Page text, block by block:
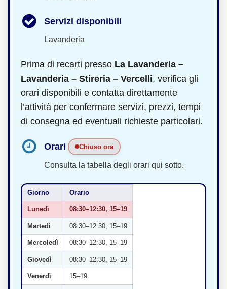
Servizi disponibili
Lavanderia
Prima di recarti presso La Lavanderia –
Lavanderia – Stireria – Vercelli, verifica gli
orari disponibili e contatta direttamente
l’attività per confermare servizi, prezzi, tempi
di consegna ed eventuali richieste particolari.
Orari Chiuso ora
Consulta la tabella degli orari qui sotto.
Giorno Orario
Lunedì 08:30–12:30, 15–19
Martedì 08:30–12:30, 15–19
Mercoledì 08:30–12:30, 15–19
Giovedì 08:30–12:30, 15–19
Venerdì 15–19